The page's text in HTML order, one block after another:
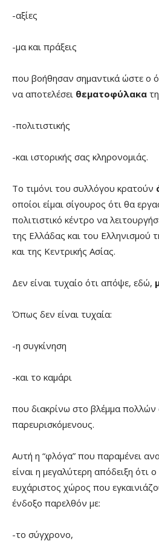
-αξίες
-μα και πράξεις
που βοήθησαν σημαντικά ώστε ο
να αποτελέσει θεματοφύλακα
-πολιτιστικής
-και ιστορικής σας κληρονομιάς.
Το τιμόνι του συλλόγου κρατούν
οποίοι είμαι σίγουρος ότι θα
πολιτιστικό κέντρο να
της Ελλάδας και του
και της Κεντρικής Ασίας.
Δεν είναι τυχαίο ότι απόψε, εδώ,
Όπως δεν είναι τυχαία:
-η συγκίνηση
-και το καμάρι
που διακρίνω στο βλέμμα
παρευρισκόμενους.
Αυτή η “φλόγα” που παραμένει
είναι η μεγαλύτερη απόδειξη ότι
ευχάριστος χώρος που
ένδοξο παρελθόν με:
-το σύγχρονο,